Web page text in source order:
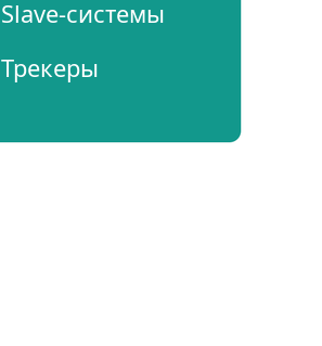
Slave-системы
Трекеры